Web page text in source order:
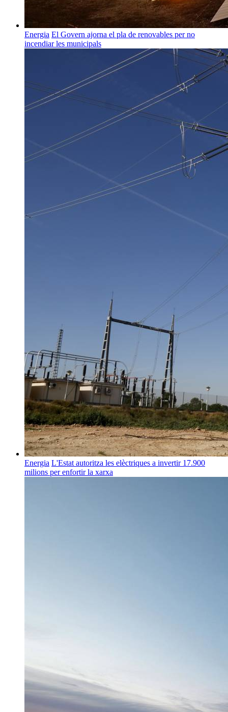
Energia El Govern ajorna el pla de renovables per no
incendiar les municipals
Energia L'Estat autoritza les elèctriques a invertir 17.900
milions per enfortir la xarxa